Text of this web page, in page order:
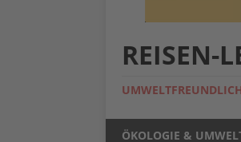
REISEN-
ÖKOLOGIE &